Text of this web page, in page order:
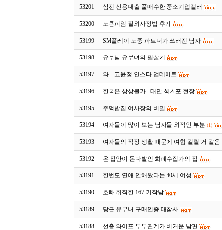
53201 삼전 신용대출 풀매수한 중소기업갤러
53200 노콘피임 질외사정법 후기
53199 SM플레이 도중 파트너가 쓰러진 남자
53198 유부남 유부녀의 필살기
53197 와... 고윤정 인스타 업데이트
53196 한국은 상상불가.. 대만 섹ㅅ포 현장
53195 주먹밥집 여사장의 비밀
53194 여자들이 많이 보는 남자들 외적인 부분 (1)
53193 여자들의 직장 생활 때문에 여혐 걸릴 거 같음
53192 온 집안이 돈다발인 화폐수집가의 집
53191 한번도 연애 안해봤다는 40세 여성
53190 호빠 취직한 167 키작남
53189 당근 유부녀 구매인증 대참사
53188 선출 와이프 부부관계가 버거운 남편